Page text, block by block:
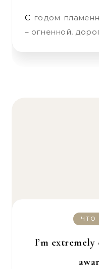
С годом пламенной Обезьяны, или там
– огненной,
ЧТО
I’m